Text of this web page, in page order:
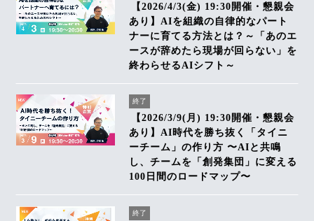
【2026/4/3(金) 19:30開催・懇親会
あり】AIを組織の自律的なパート
ナーに育てる方法とは？～「あのエ
ースが辞めたら現場が回らない」を
終わらせるAIシフト～
終了
【2026/3/9(月) 19:30開催・懇親会
あり】AI時代を勝ち抜く「タイニ
ーチーム」の作り方 〜AIと共鳴
し、チームを「創発集団」に変える
100日間のロードマップ〜
終了